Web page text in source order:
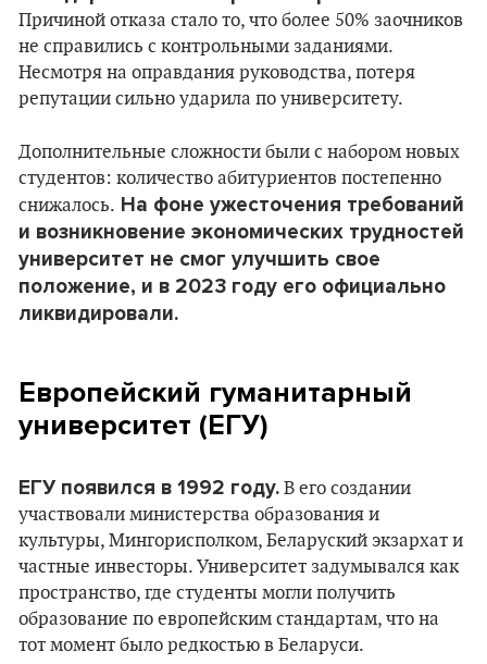
Причиной отказа стало то, что более 50% заочников
не справились с контрольными заданиями.
Несмотря на оправдания руководства, потеря
репутации сильно ударила по университету​.
Дополнительные сложности были с набором новых
студентов: количество абитуриентов постепенно
снижалось. На фоне ужесточения требований
и возникновение экономических трудностей
университет не смог улучшить свое
положение, и в 2023 году его официально
ликвидировали​.
Европейский гуманитарный
университет (ЕГУ)
ЕГУ появился в 1992 году. В его создании
участвовали министерства образования и
культуры, Мингорисполком, Беларуский экзархат и
частные инвесторы. Университет задумывался как
пространство, где студенты могли получить
образование по европейским стандартам, что на
тот момент было редкостью в Беларуси.